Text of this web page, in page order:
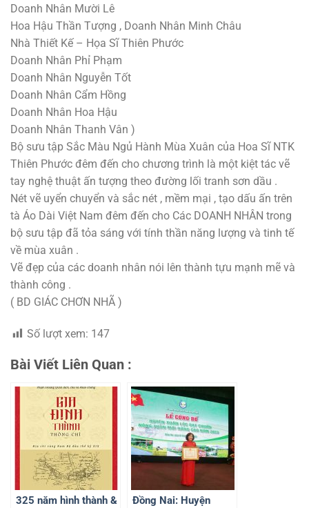
Doanh Nhân Mười Lê
Hoa Hậu Thần Tượng , Doanh Nhân Minh Châu
Nhà Thiết Kế – Họa Sĩ Thiên Phước
Doanh Nhân Phỉ Phạm
Doanh Nhân Nguyễn Tốt
Doanh Nhân Cẩm Hồng
Doanh Nhân Hoa Hậu
Doanh Nhân Thanh Vân )
Bộ sưu tập Sắc Màu Ngủ Hành Mùa Xuân của Hoa Sĩ NTK
Thiên Phước đêm đến cho chương trình là một kiệt tác vẽ
tay nghệ thuật ấn tượng theo đường lối tranh sơn dầu .
Nét vẽ uyển chuyển và sắc nét , mềm mại , tạo dấu ấn trên
tà Áo Dài Việt Nam đêm đến cho Các DOANH NHÂN trong
bộ sưu tập đã tỏa sáng với tính thần năng lượng và tinh tế
về mùa xuân .
Vẽ đẹp của các doanh nhân nói lên thành tựu mạnh mẽ và
thành công .
( BD GIÁC CHƠN NHÃ )
Số lượt xem: 147
Bài Viết Liên Quan :
325 năm hình thành &
Đồng Nai: Huyện